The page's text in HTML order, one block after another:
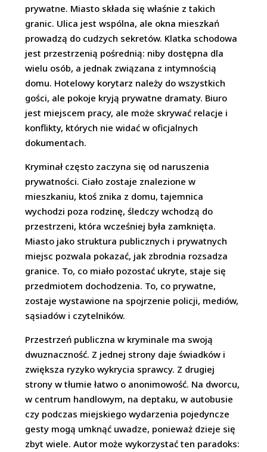
prywatne. Miasto składa się właśnie z takich
granic. Ulica jest wspólna, ale okna mieszkań
prowadzą do cudzych sekretów. Klatka schodowa
jest przestrzenią pośrednią: niby dostępna dla
wielu osób, a jednak związana z intymnością
domu. Hotelowy korytarz należy do wszystkich
gości, ale pokoje kryją prywatne dramaty. Biuro
jest miejscem pracy, ale może skrywać relacje i
konflikty, których nie widać w oficjalnych
dokumentach.
Kryminał często zaczyna się od naruszenia
prywatności. Ciało zostaje znalezione w
mieszkaniu, ktoś znika z domu, tajemnica
wychodzi poza rodzinę, śledczy wchodzą do
przestrzeni, która wcześniej była zamknięta.
Miasto jako struktura publicznych i prywatnych
miejsc pozwala pokazać, jak zbrodnia rozsadza
granice. To, co miało pozostać ukryte, staje się
przedmiotem dochodzenia. To, co prywatne,
zostaje wystawione na spojrzenie policji, mediów,
sąsiadów i czytelników.
Przestrzeń publiczna w kryminale ma swoją
dwuznaczność. Z jednej strony daje świadków i
zwiększa ryzyko wykrycia sprawcy. Z drugiej
strony w tłumie łatwo o anonimowość. Na dworcu,
w centrum handlowym, na deptaku, w autobusie
czy podczas miejskiego wydarzenia pojedyncze
gesty mogą umknąć uwadze, ponieważ dzieje się
zbyt wiele. Autor może wykorzystać ten paradoks: